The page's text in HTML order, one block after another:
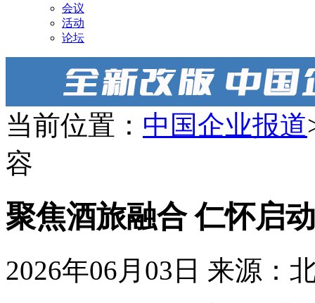
会议
活动
论坛
当前位置： 中国企业报道
容
聚焦酒旅融合 仁怀启
2026年06月03日 来源：